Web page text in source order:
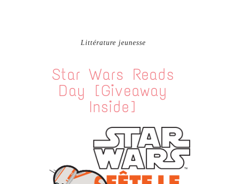
Littérature jeunesse
Star Wars Reads
Day [Giveaway
Inside]